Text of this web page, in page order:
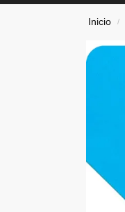
Inicio /